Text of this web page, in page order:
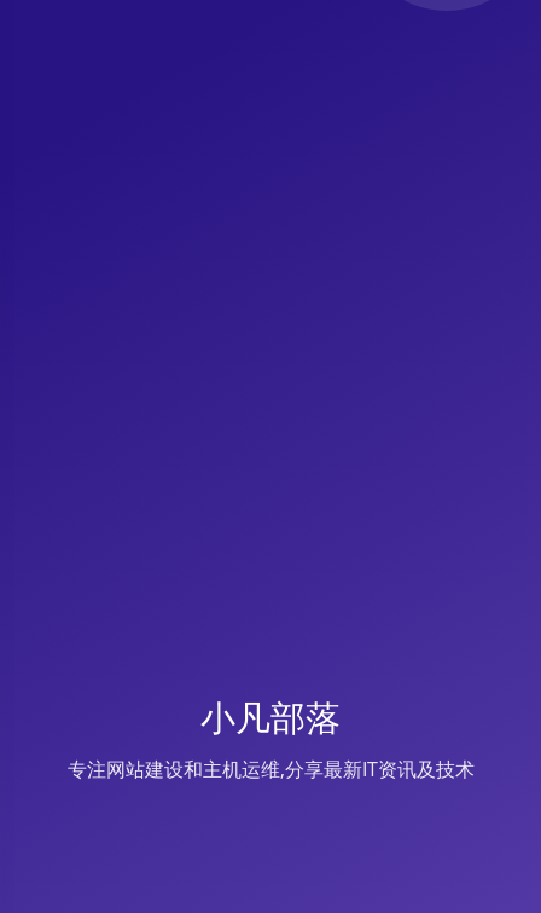
小凡部落
专注网站建设和主机运维,分享最新IT资讯及技术